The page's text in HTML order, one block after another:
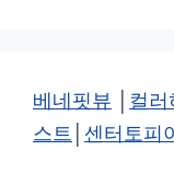
베네핏뷰 컬러
스트
센터토피